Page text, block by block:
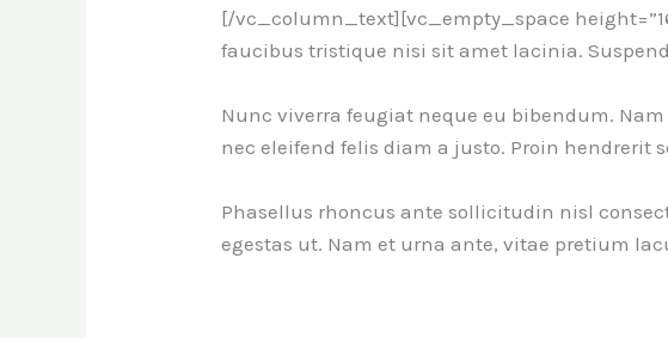
[/vc_column_text][vc_empty_space
faucibus tristique nisi sit amet lacinia.
Nunc viverra feugiat neque eu bibendum.
nec eleifend felis diam a justo. Proin hendrerit
Phasellus rhoncus ante sollicitudin nisl
egestas ut. Nam et urna ante, vitae pretium